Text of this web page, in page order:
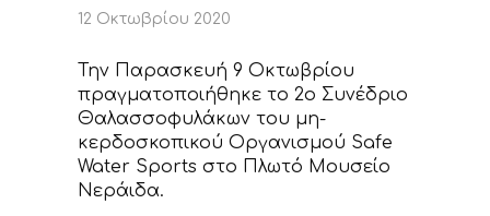
ΕΠΙΚΟΙΝΩΝΙΑ
12 Οκτωβρίου 2020
Την Παρασκευή 9 Οκτωβρίου
πραγματοποιήθηκε το 2ο Συνέδριο
Θαλασσοφυλάκων του μη-
κερδοσκοπικού Οργανισμού Safe
Water Sports στο Πλωτό Μουσείο
Νεράιδα.